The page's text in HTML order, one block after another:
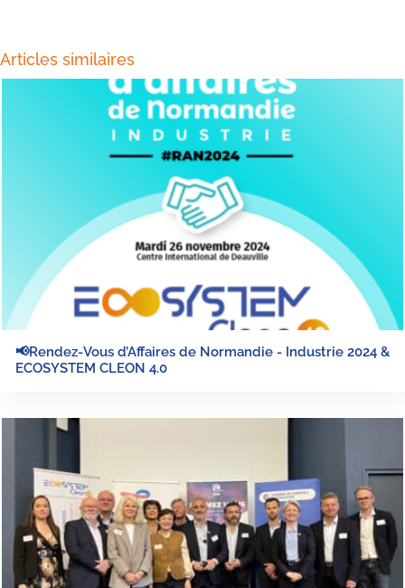
Articles similaires
📢Rendez-Vous d’Affaires de Normandie - Industrie 2024 &
ECOSYSTEM CLEON 4.0